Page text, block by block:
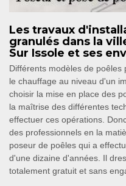
Les travaux
granulés dans la
Sur Issole et ses
Différents modèles de
le chauffage au niveau d'un
choisir la mise en place des
la maîtrise des différentes
effectuer ces opérations.
des professionnels en la
poseur de poêles qui a
d'une dizaine d'années. Il
totalement gratuit et sans